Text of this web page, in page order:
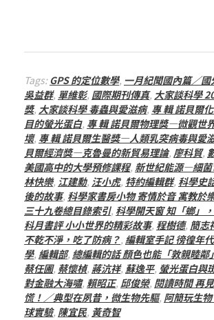
Tags:GPS 的定位數學, 一月紀聞國內篇／國
吳益群, 單維彰, 國際期刊傳真, 大家談科學
獎, 大家談科學 毒蟲與愛滋病, 專 輯 諾貝爾
目的螢光蛋白, 專 輯 諾貝爾物理獎—微觀世
壞, 專 輯 諾貝爾生醫獎—人類乳突病毒與愛
貝爾經濟獎—克魯曼的新貿易理論, 廖科貿,
美國高中的大學預修課程, 新世紀能源—細菌
林快樂, 江建勳, 汪小虎, 特約編輯群, 科學史
後的故事, 科學家書房小物 寄情於音 寓教於
三十九卷總目錄索引, 科學開天窗 知「螂」
科月書評 小小世界的精彩故事, 程樹德, 簡志
不乾不淨，吃了防病？, 編輯室手記 徬徨年
學, 編輯部, 總編輯的話 顏色也能「敦親睦鄰
蔡任圃, 蔡懷楨, 蔣沆祥, 蘇逸平, 螢光蛋白與
對金融大海嘯, 賴昭正, 邱俊榮, 閱讀時間 再
慌！／典型在夙昔，微生物先驅, 阿簡玩生
球實驗, 陳宜民, 黃奇智